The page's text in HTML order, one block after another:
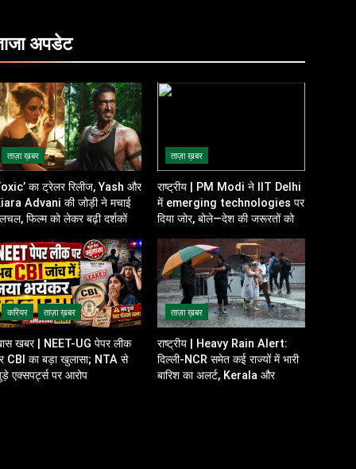
अपडेट
ताज़ा ख़बर
का ट्रेलर रिलीज, Yash और
Advani की जोड़ी ने मचाई
फिल्म को लेकर बढ़ी दर्शकों की
ताज़ा ख़बर
राष्ट्रीय | PM Modi ने IIT Delhi
में emerging technologies पर
दिया जोर, बोले—देश की जरूरतों को
करियर ताज़ा ख़बर
खबर | NEET-UG पेपर लीक
CBI का बड़ा खुलासा; NTA से
एक्सपर्ट्स पर आरोप
ताज़ा ख़बर
राष्ट्रीय | Heavy Rain Alert:
दिल्ली-NCR समेत कई राज्यों में भारी
बारिश का अलर्ट, Kerala और